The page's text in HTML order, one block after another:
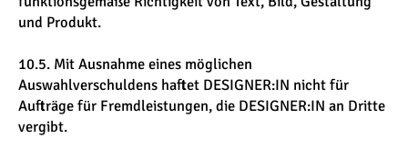
und Produkt.
10.5. Mit Ausnahme eines möglichen
Auswahlverschuldens haftet DESIGNER:IN nicht für
Aufträge für Fremdleistungen, die DESIGNER:IN an Dritte
vergibt.